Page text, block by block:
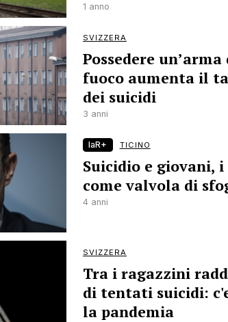
1 anno
SVIZZERA
Possedere un’arma
fuoco aumenta il
dei suicidi
3 anni
laR+ TICINO
Suicidio e giovani, i
come valvola di
4 anni
SVIZZERA
Tra i ragazzini
di tentati suicidi:
la pandemia